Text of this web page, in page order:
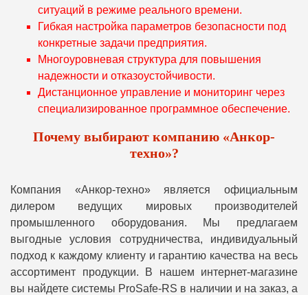
ситуаций в режиме реального времени.
Гибкая настройка параметров безопасности под
конкретные задачи предприятия.
Многоуровневая структура для повышения
надежности и отказоустойчивости.
Дистанционное управление и мониторинг через
специализированное программное обеспечение.
Почему выбирают компанию «Анкор-
техно»?
Компания «Анкор-техно» является официальным
дилером ведущих мировых производителей
промышленного оборудования. Мы предлагаем
выгодные условия сотрудничества, индивидуальный
подход к каждому клиенту и гарантию качества на весь
ассортимент продукции. В нашем интернет-магазине
вы найдете системы ProSafe-RS в наличии и на заказ, а